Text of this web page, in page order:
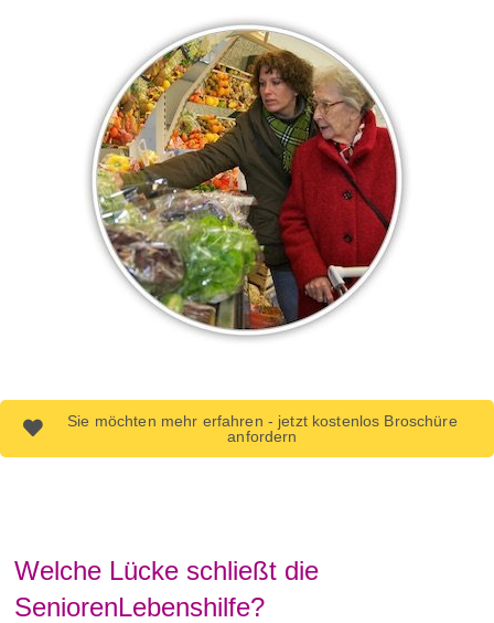
Sie möchten mehr erfahren - jetzt kostenlos Broschüre
anfordern
Welche Lücke schließt die
SeniorenLebenshilfe?